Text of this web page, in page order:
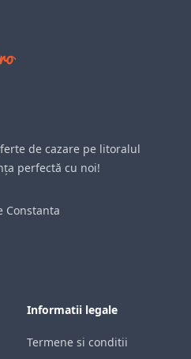
de cazare pe litoralul
perfectă cu noi!
Constanta
Informatii legale
Termene si conditii